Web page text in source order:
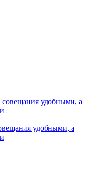
удобными, а